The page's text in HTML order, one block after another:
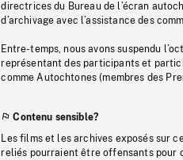
directrices du Bureau de l’écran
d’archivage avec l’assistance des
Entre-temps, nous avons suspendu
représentant des participants et
comme Autochtones (membres des
Contenu sensible?
Les films et les archives exposés sur
reliés pourraient être offensants pour